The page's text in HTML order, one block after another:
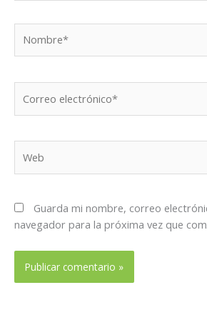
electrónico*
Guarda mi nombre, correo
navegador para la próxima vez que